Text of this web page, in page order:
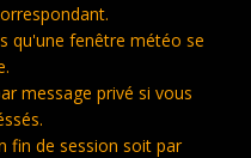
qu'une fenêtre météo se
message privé si vous
fin de session soit par